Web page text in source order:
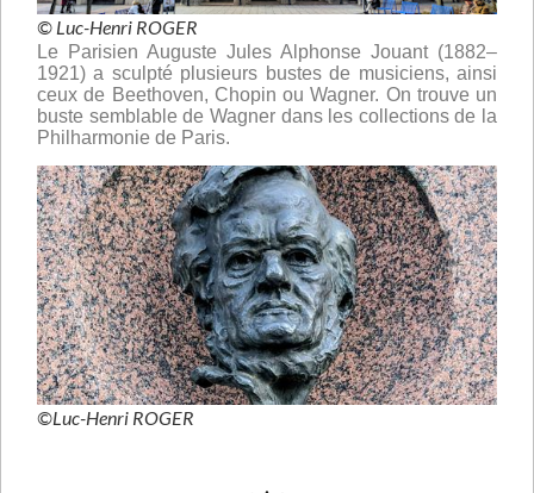
© Luc-Henri ROGER
Le Parisien Auguste Jules Alphonse Jouant (1882–
1921) a sculpté plusieurs bustes de musiciens, ainsi
ceux de Beethoven, Chopin ou Wagner. On trouve un
buste semblable de Wagner dans les collections de la
Philharmonie de Paris.
©Luc-Henri ROGER